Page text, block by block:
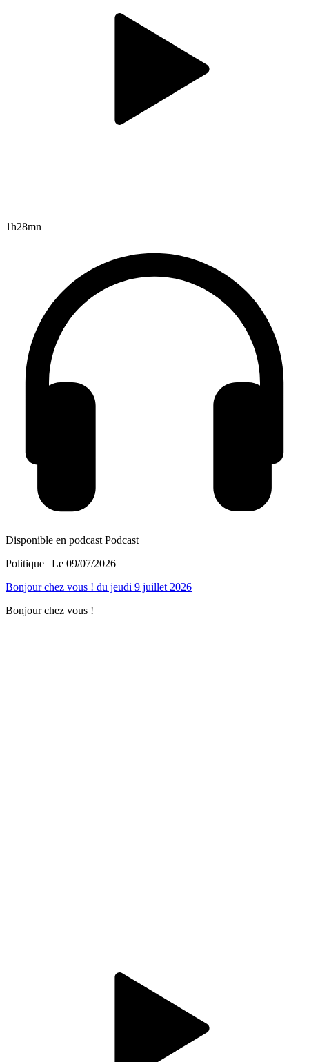
1h28mn
Disponible en podcast Podcast
Politique | Le 09/07/2026
Bonjour chez vous ! du jeudi 9 juillet 2026
Bonjour chez vous !